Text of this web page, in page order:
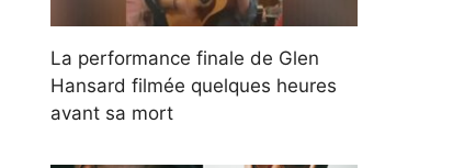
La performance finale de Glen
Hansard filmée quelques heures
avant sa mort